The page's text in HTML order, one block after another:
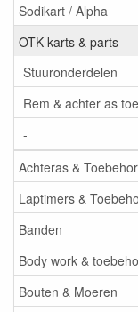
Sodikart / Alpha
OTK karts & parts
Stuuronderdelen
Rem & achter as
-
Achteras &
Laptimers &
Banden
Body work &
Bouten & Moeren